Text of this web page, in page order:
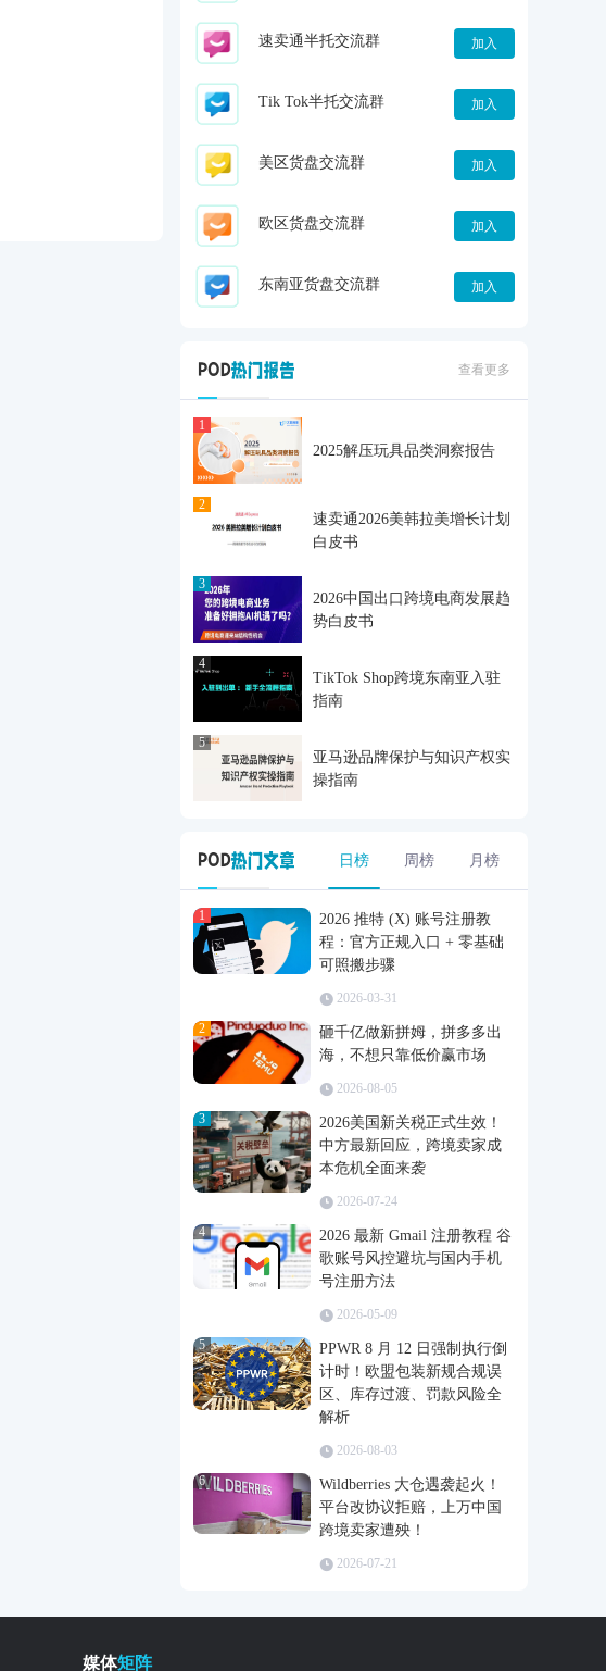
速卖通半托交流群 加入
Tik Tok半托交流群 加入
美区货盘交流群 加入
欧区货盘交流群 加入
东南亚货盘交流群 加入
查看更多
1
2025解压玩具品类洞察报告
2
速卖通2026美韩拉美增长计划
白皮书
3
2026中国出口跨境电商发展趋
势白皮书
4
TikTok Shop跨境东南亚入驻
指南
5
亚马逊品牌保护与知识产权实
操指南
日榜 周榜 月榜
1
2026 推特 (X) 账号注册教
程：官方正规入口 + 零基础
可照搬步骤
2026-03-31
2
砸千亿做新拼姆，拼多多出
海，不想只靠低价赢市场
2026-08-05
3
2026美国新关税正式生效！
中方最新回应，跨境卖家成
本危机全面来袭
2026-07-24
4
2026 最新 Gmail 注册教程 谷
歌账号风控避坑与国内手机
号注册方法
2026-05-09
5
PPWR 8 月 12 日强制执行倒
计时！欧盟包装新规合规误
区、库存过渡、罚款风险全
解析
2026-08-03
6
Wildberries 大仓遇袭起火！
平台改协议拒赔，上万中国
跨境卖家遭殃！
2026-07-21
媒体矩阵